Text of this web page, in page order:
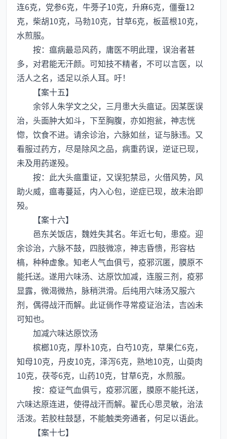
连6克，党参6克，牛蒡子10克，升麻6克，僵蚕12
克，柴胡10克，马勃10克，甘草6克，板蓝根10克，
水煎服。
按：瘟病最忌风药，庸医不明此理，误治者甚
多，对君能无汗颜。可知技不精者，不可以言医，以
活人之名，适足以杀人耳。吁！
【案十五】
余邻人朱学文之父，三月患大头瘟证。因某医误
治，头面肿大如斗，下至胸腹，亦如抱瓮，神志恍
惚，饮食不进。请余诊治，六脉如丝，证与脉违。又
看服过药方，尽是除风之品，病重药误，逆证已现，
未及用药遂殁。
按：此大头瘟重证，又误犯禁忌，火借风势，风
助火威，瘟毒蔓延，内入心包，逆症已现，故未治即
殁。
【案十六】
邑东关饭店，魏姓失其名。年近七旬，患疫。迎
余诊治，六脉不鼓，四肢微凉，神志昏愦，形容枯
槁，种种虚象。知老人气血俱亏，疫邪沉匿，膜原不
能托送。遂用六味汤、达原饮加减，连服三剂，疫邪
显露，微渴微热，脉稍洪滑。后纯用六味汤又服六
剂，偶得战汗而解。此证倘作寻常疫证治法，吉凶未
可知也。
加减六味达原饮汤
槟榔10克，厚朴10克，白芍10克，草果仁6克，
知母10克，丹皮10克，泽泻6克，熟地10克，山萸肉
10克，茯苓6克，山药10克，甘草6克，水煎服。
按：疫证气血俱亏，疫邪沉匿，膜原不能托送，
六味达原连进，使得战汗而解。翟氏心思灵敏，治法
活泼。若胶柱鼓瑟，不能触类旁通者，何足以语此。
【案十七】